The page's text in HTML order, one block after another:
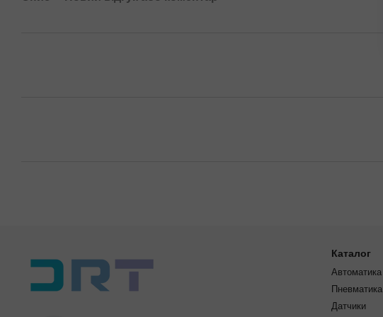
Каталог
Автоматика
Пневматика
Датчики